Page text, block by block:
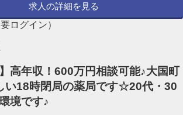
求人の詳細を見る
ログイン）
高年収！600万円相談可能♪大国町
い18時閉局の薬局です☆20代・30
境です♪